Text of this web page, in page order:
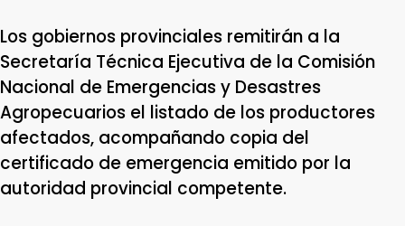
Los gobiernos provinciales remitirán a la
Secretaría Técnica Ejecutiva de la Comisión
Nacional de Emergencias y Desastres
Agropecuarios el listado de los productores
afectados, acompañando copia del
certificado de emergencia emitido por la
autoridad provincial competente.